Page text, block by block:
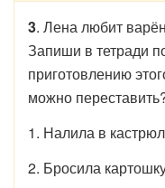
3. Лена любит
Запиши в тетради
приготовлению
можно
1. Налила в
2. Бросила